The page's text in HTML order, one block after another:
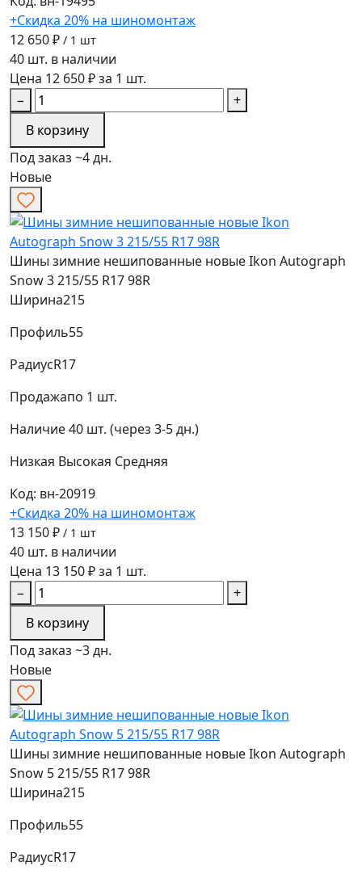
+Скидка 20% на шиномонтаж
12 650 ₽ / 1 шт
40 шт. в наличии
Цена 12 650 ₽ за 1 шт.
−
+
В корзину
Под заказ ~4 дн.
Новые
Шины зимние нешипованные новые Ikon Autograph
Snow 3 215/55 R17 98R
Ширина215
Профиль55
РадиусR17
Продажапо 1 шт.
Наличие40 шт. (через 3-5 дн.)
Низкая Высокая Средняя
Код: вн-20919
+Скидка 20% на шиномонтаж
13 150 ₽ / 1 шт
40 шт. в наличии
Цена 13 150 ₽ за 1 шт.
−
+
В корзину
Под заказ ~3 дн.
Новые
Шины зимние нешипованные новые Ikon Autograph
Snow 5 215/55 R17 98R
Ширина215
Профиль55
РадиусR17